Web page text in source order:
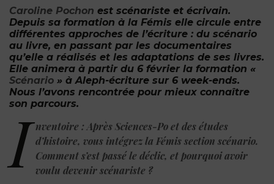
Caroline Pochon est scénariste et écrivain.
Depuis sa formation à la Fémis elle circule entre
différentes approches de l’écriture : du scénario
au livre, en passant par les documentaires
qu’elle a réalisés et les adaptations de ses livres.
Elle animera à partir du 6 février la formation «
Scénario » à Aleph-écriture sur 6 week-ends.
Nous l’avons rencontrée pour mieux connaître
son parcours.
I nventoire : Après Sciences-Po et des études
d’histoire, vous intégrez la Fémis section scénario.
Comment s’est passé le déclic, et pourquoi avoir
voulu devenir scénariste ?